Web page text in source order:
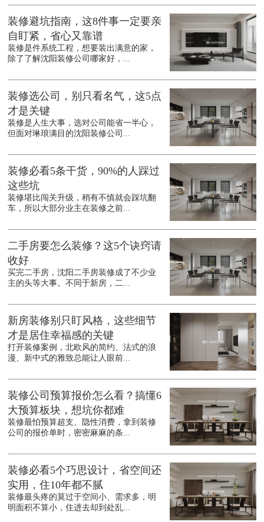
装修避坑指南，这8件事一定要亲
自盯紧，省心又靠谱
装修是件系统工程，想要装出满意的家，
除了了解沈阳装修公司哪家好，...
装修选公司，别只看名气，这5点
才是关键
装修是人生大事，选对公司能省一半心，
但面对琳琅满目的沈阳装修公司...
装修必看5条干货，90%的人踩过
这些坑
装修堪比闯关升级，稍有不慎就会踩坑翻
车，所以大部分业主在装修之前...
二手房要怎么装修？这5个诀窍请
收好
买完二手房，沈阳二手房装修成了不少业
主的头等大事。不同于新房，二...
新房装修别只盯风格，这些细节
才是居住幸福感的关键
打开装修案例，北欧风的简约、法式的浪
漫、新中式的雅致总能让人眼前...
装修公司预算报价怎么看？搞懂6
大预算板块，想坑你都难
装修最怕预算超支、隐性消费，拿到装修
公司的报价单时，密密麻麻的条...
装修必看5个巧思设计，省空间还
实用，住10年都不腻
装修最头疼的莫过于空间小、需求多，明
明面积不算小，住进去却到处乱...